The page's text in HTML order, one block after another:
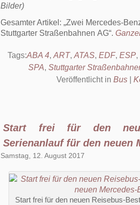
Bilder)
Gesamter Artikel: Zwei Mercedes-
Stuttgarter Straßen­bahnen AG .
Tags:ABA 4, ART, ATAS, EDF, ESP,
SPA, Stuttgarter
Veröffentlicht in Bus|
Start frei für den
Serienanlauf für den neuen
Samstag, 12. August 2017
Start frei für den neuen Reisebus-